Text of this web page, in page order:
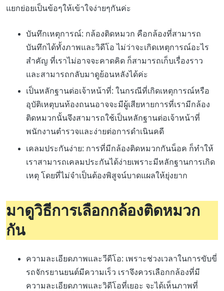
แยกย่อยเป็นข้อๆให้เข้าใจง่ายๆกันค่ะ
บันทึกเหตุการณ์: กล้องติดหมวก คือกล้องที่สามารถ
บันทึกได้ทั้งภาพและวิดีโอ ไม่ว่าจะเกิดเหตุการณ์อะไร
สำคัญ ที่เราไม่อาจจะคาดคิด ก็สามารถเก็บเรื่องราว
และสามารถกลับมาดูย้อนหลังได้ค่ะ
เป็นหลักฐานต่อเจ้าหน้าที่: ในกรณีที่เกิดเหตุการณ์หรือ
อุบัติเหตุบนท้องถนนอาจจะมีผู้เสียหายการที่เรามีกล้อง
ติดหมวกนั้นจึงสามารถใช้เป็นหลักฐานต่อเจ้าหน้าที่
พนักงานตำรวจและง่ายต่อการดำเนินคดี
เคลมประกันง่าย: การที่มีกล้องติดหมวกกันน็อค ก็ทำให้
เราสามารถเคลมประกันได้ง่ายเพราะมีหลักฐานการเกิด
เหตุ โดยที่ไม่จำเป็นต้องพิสูจน์บาดแผลให้ยุ่งยาก
มาดูวิธีการเลือกกล้องติดหมวก
กัน
ความละเอียดภาพและวีดีโอ: เพราะช่วงเวลาในการขับขี่
รถจักรยานยนต์มีความเร็ว เราจึงควรเลือกกล้องที่มี
ความละเอียดภาพและวิดีโอที่เยอะ จะได้เห็นภาพที่